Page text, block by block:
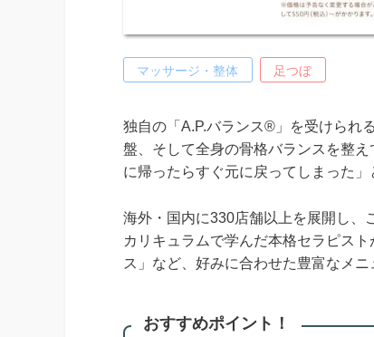
マッサージ・整体 足つぼ
独自の「A.P.バランス®」を受けられ
盤、そして全身の骨格バランスを整
に帰ったらすぐ元に戻ってしまった
海外・国内に330店舗以上を展開し、
カリキュラムで学んだ本格セラピス
ス」など、好みに合わせた豊富なメニ
おすすめポイント！